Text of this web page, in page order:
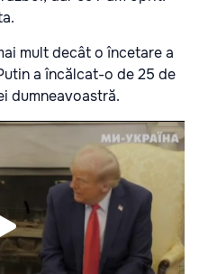
mult decât o încetare a
a încălcat-o de 25 de
dumneavoastră.